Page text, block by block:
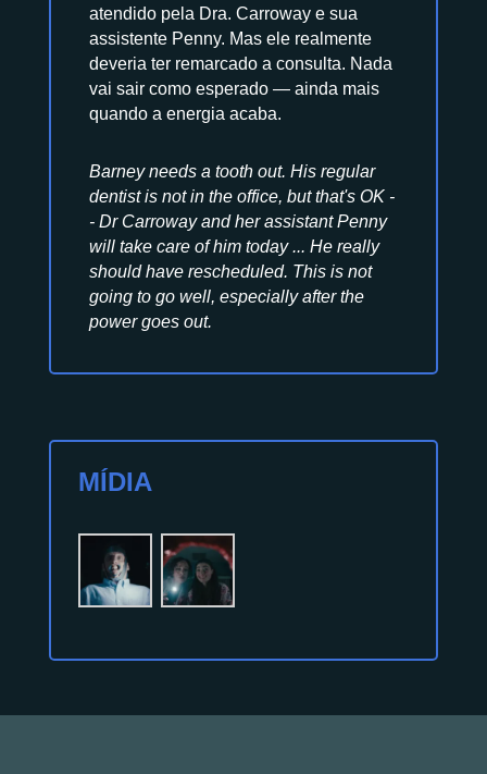
atendido pela Dra. Carroway e sua
assistente Penny. Mas ele realmente
deveria ter remarcado a consulta. Nada
vai sair como esperado — ainda mais
quando a energia acaba.
Barney needs a tooth out. His regular
dentist is not in the office, but that's OK -
- Dr Carroway and her assistant Penny
will take care of him today ... He really
should have rescheduled. This is not
going to go well, especially after the
power goes out.
MÍDIA